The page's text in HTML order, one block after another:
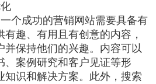
个成功的营销网站需要具备有
趣、有用且有创意的内容，
并保持他们的兴趣。内容可以
、案例研究和客户见证等形
知识和解决方案。此外，搜索